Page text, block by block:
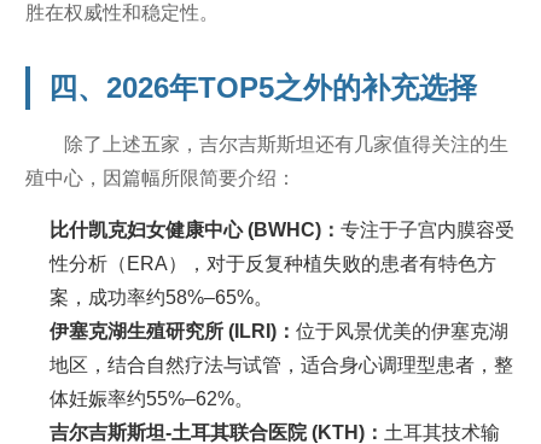
胜在权威性和稳定性。
四、2026年TOP5之外的补充选择
除了上述五家，吉尔吉斯斯坦还有几家值得关注的生
殖中心，因篇幅所限简要介绍：
比什凯克妇女健康中心 (BWHC)： 专注于子宫内膜容受
性分析（ERA），对于反复种植失败的患者有特色方
案，成功率约58%–65%。
伊塞克湖生殖研究所 (ILRI)： 位于风景优美的伊塞克湖
地区，结合自然疗法与试管，适合身心调理型患者，整
体妊娠率约55%–62%。
吉尔吉斯斯坦-土耳其联合医院 (KTH)： 土耳其技术输